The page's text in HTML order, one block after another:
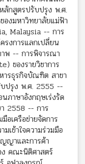
ลักสูตรปรับปรุง พ.ศ.
องมหาวิทยาลัยแม่ฟ้า
Malaysia -- การ
รงการแลกเปลี่ยน
พ -- การพิจารณา
ของรายวิชาการ
รธุรกิจบัณฑิต สาขา
บปรุง พ.ศ. 2555 --
ภาษาอังกฤษเร่งรัด
2558 -- การ
เครือข่ายจัดการ
เข้าใจความร่วมมือ
ญาและการค้า
ง คณะนิติศาสตร์